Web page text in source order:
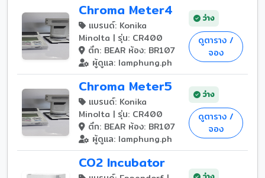
Chroma Meter4
แบรนด์: Konika
Minolta | รุ่น: CR400
ตึก: BEAR ห้อง: BR107
ผู้ดูแล: lamphung.ph
ว่าง
ดูตาราง /
จอง
Chroma Meter5
แบรนด์: Konika
Minolta | รุ่น: CR400
ตึก: BEAR ห้อง: BR107
ผู้ดูแล: lamphung.ph
ว่าง
ดูตาราง /
จอง
CO2 Incubator